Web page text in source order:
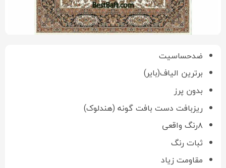
ضدحساسیت
برترین الیاف(بایر)
بدون پرز
ریزبافت دست بافت گونه (هندلوک)
۸رنگ واقعی
ثبات رنگ
مقاومت زیاد